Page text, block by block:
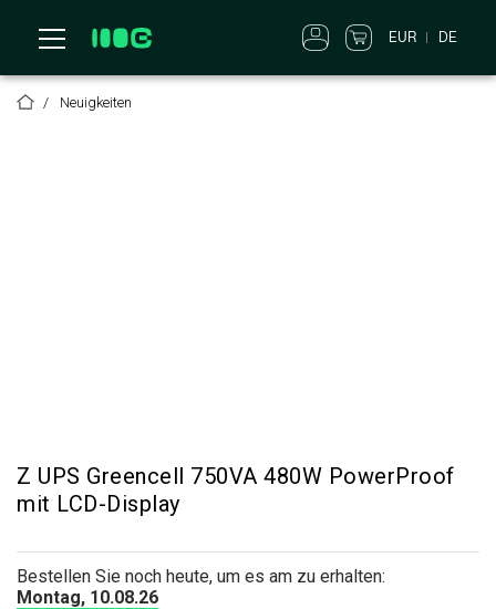
EUR DE
Neuigkeiten
Z UPS Greencell 750VA 480W PowerProof
mit LCD-Display
Bestellen Sie noch heute, um es am zu erhalten:
Montag, 10.08.26